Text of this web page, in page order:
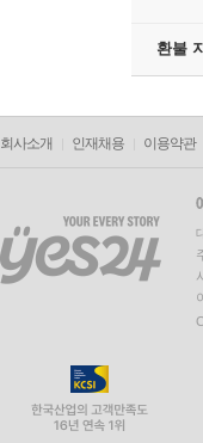
환불
회사소개 인재채용 이용약관